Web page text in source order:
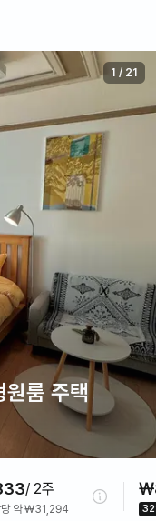
룸 주택
1 / 21
/ 2주
당 약 ₩31,294